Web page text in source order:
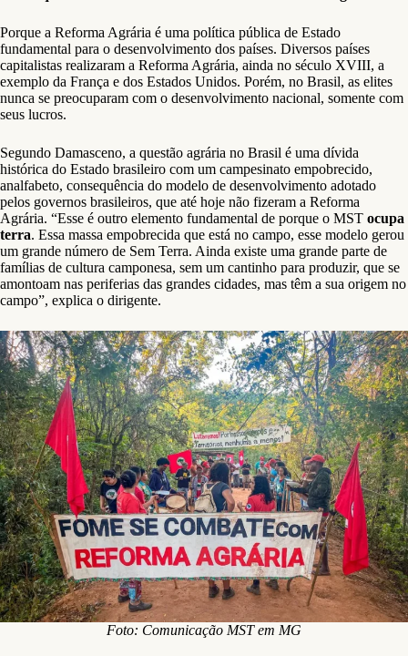
Porque a Reforma Agrária é uma política pública de Estado
fundamental para o desenvolvimento dos países. Diversos países
capitalistas realizaram a Reforma Agrária, ainda no século XVIII, a
exemplo da França e dos Estados Unidos. Porém, no Brasil, as elites
nunca se preocuparam com o desenvolvimento nacional, somente com
seus lucros.
Segundo Damasceno, a questão agrária no Brasil é uma dívida
histórica do Estado brasileiro com um campesinato empobrecido,
analfabeto, consequência do modelo de desenvolvimento adotado
pelos governos brasileiros, que até hoje não fizeram a Reforma
Agrária. “Esse é outro elemento fundamental de porque o MST ocupa
terra. Essa massa empobrecida que está no campo, esse modelo gerou
um grande número de Sem Terra. Ainda existe uma grande parte de
famílias de cultura camponesa, sem um cantinho para produzir, que se
amontoam nas periferias das grandes cidades, mas têm a sua origem no
campo”, explica o dirigente.
Foto: Comunicação MST em MG